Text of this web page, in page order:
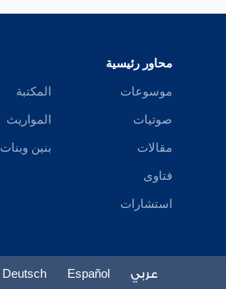
محاور رئيسية
موسوعات
صوتيات
مقالات
فتاوى
استشارات
المكتبة
المواريث
بنين وبنات
عربي Español
Deutsch